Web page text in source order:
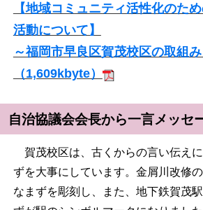
【地域コミュニティ活性化のた
活動について】
～福岡市早良区賀茂校区の取組み
（1,609kbyte）
自治協議会会長から一言メッセ
賀茂校区は、古くからの言い伝え
ずを大事にしています。金屑川改修
なまずを彫刻し、また、地下鉄賀茂